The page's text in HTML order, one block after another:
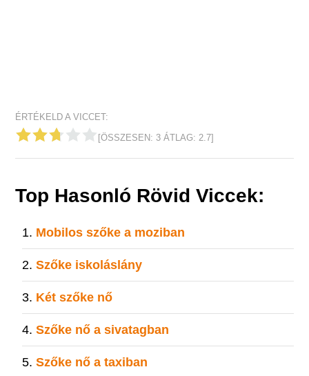
ÉRTÉKELD A VICCET:
[ÖSSZESEN: 3 ÁTLAG:2.7]
Top Hasonló Rövid Viccek:
Mobilos szőke a moziban
Szőke iskoláslány
Két szőke nő
Szőke nő a sivatagban
Szőke nő a taxiban